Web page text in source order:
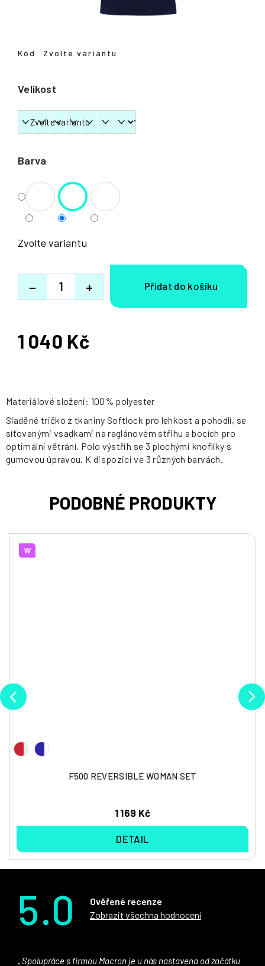
Barva
Velikost
Zvolte variantu
+
−
Kód: Zvolte variantu
1 040 Kč
Měrná
Materiálové složení: 100% polyester
Sladěné tričko z tkaniny Softlock pro lehkost a pohodlí, se
síťovanými vsadkami na raglánovém střihu a bocích pro
optimální větrání. Polo výstřih se 3 plochými knoflíky s
gumovou úpravou. K dispozici ve 3 různých barvách.
W
F500 REVERSIBLE WOMAN SET
1 169 Kč
DETAIL
5.0
Ověřené recenze
Zobrazit všechna hodnocení